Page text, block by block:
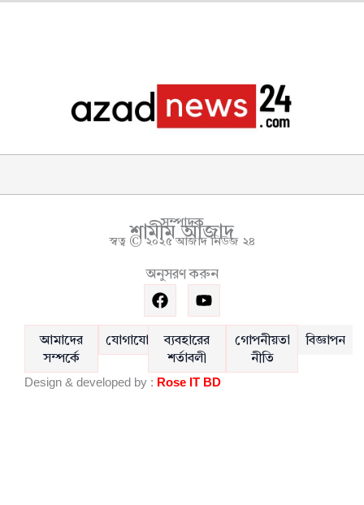
সম্পাদক
শামীম আজাদ
স্বত্ব © ২০২৫ আজাদ নিউজ ২৪
অনুসরণ করুন
F
a
c
e
b
o
o
Y
o
u
t
u
b
e
আমাদের
সম্পর্কে
যোগাযোগ
ব্যবহারের
শর্তাবলী
গোপনীয়তা
নীতি
বিজ্ঞাপন
Design & developed by : Rose IT BD